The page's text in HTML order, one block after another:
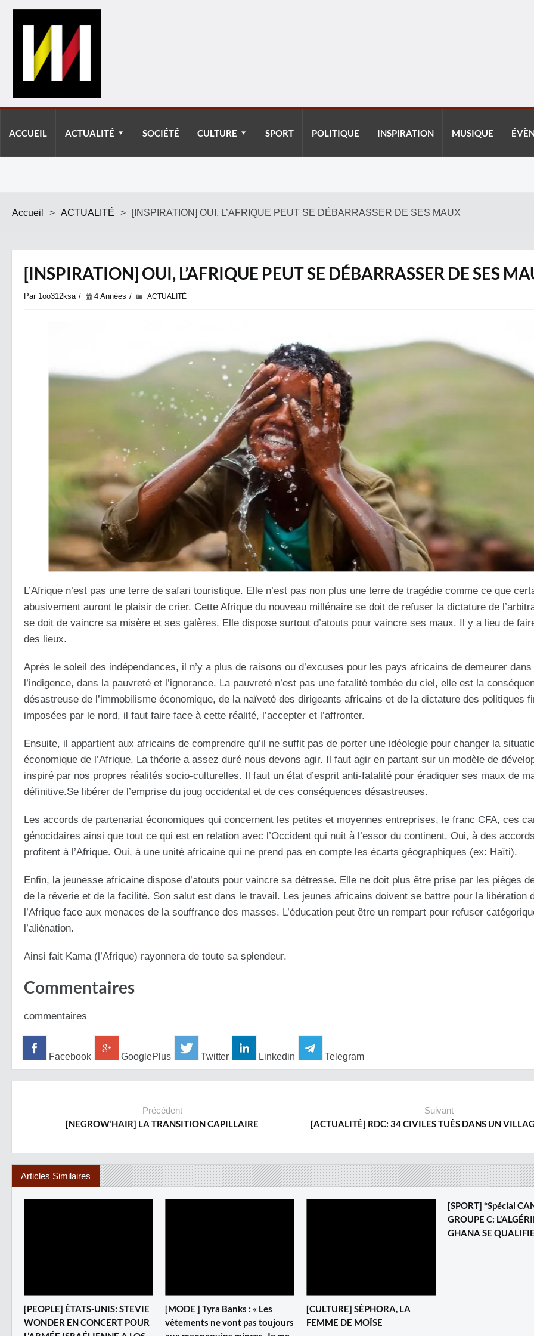
ACCUEIL ACTUALITÉ SOCIÉTÉ CULTURE SPORT POLITIQUE INSPIRATION MUSIQUE
Accueil > ACTUALITÉ > ​[INSPIRATION] OUI, L’AFRIQUE PEUT SE DÉBARRASSER DE SES MAUX
​[INSPIRATION] OUI, L’AFRIQUE PEUT SE DÉBARRASSER DE SES
Par 1oo312ksa 4 Années ACTUALITÉ
L’Afrique n’est pas une terre de safari touristique. Elle n’est pas non plus une terre de tragédie comme ce que
abusivement auront le plaisir de crier. Cette Afrique du nouveau millénaire se doit de refuser la dictature de
se doit de vaincre sa misère et ses galères. Elle dispose surtout d’atouts pour vaincre ses maux. Il y a lieu de
des lieux.
Après le soleil des indépendances, il n’y a plus de raisons ou d’excuses pour les pays africains de demeurer dans
l’indigence, dans la pauvreté et l’ignorance. La pauvreté n’est pas une fatalité tombée du ciel, elle est la
désastreuse de l’immobilisme économique, de la naïveté des dirigeants africains et de la dictature des politiques
imposées par le nord, il faut faire face à cette réalité, l’accepter et l’affronter.
Ensuite, il appartient aux africains de comprendre qu’il ne suffit pas de porter une idéologie pour changer la
économique de l’Afrique. La théorie a assez duré nous devons agir. Il faut agir en partant sur un modèle de
inspiré par nos propres réalités socio-culturelles. Il faut un état d’esprit anti-fatalité pour éradiquer ses maux de
définitive.Se libérer de l’emprise du joug occidental et de ces conséquences désastreuses.
Les accords de partenariat économiques qui concernent les petites et moyennes entreprises, le franc CFA, ces
génocidaires ainsi que tout ce qui est en relation avec l’Occident qui nuit à l’essor du continent. Oui, à des
profitent à l’Afrique. Oui, à une unité africaine qui ne prend pas en compte les écarts géographiques (ex: Haïti).
Enfin, la jeunesse africaine dispose d’atouts pour vaincre sa détresse. Elle ne doit plus être prise par les pièges
de la rêverie et de la facilité. Son salut est dans le travail. Les jeunes africains doivent se battre pour la libération
l’Afrique face aux menaces de la souffrance des masses. L’éducation peut être un rempart pour refuser
l’aliénation.
Ainsi fait Kama (l’Afrique) rayonnera de toute sa splendeur.
Commentaires
commentaires
Facebook GooglePlus Twitter Linkedin Telegram
Précédent
[NEGROW’HAIR] LA TRANSITION CAPILLAIRE
Suivant
[ACTUALITÉ] RDC: 34 CIVILES TUÉS DANS UN
Articles Similaires
[PEOPLE] ÉTATS-UNIS: STEVIE
WONDER EN CONCERT POUR
[MODE ] Tyra Banks : « Les
vêtements ne vont pas toujours
[CULTURE] SÉPHORA, LA
FEMME DE MOÏSE
[SPORT] *Spécial
GROUPE C:
GHANA SE